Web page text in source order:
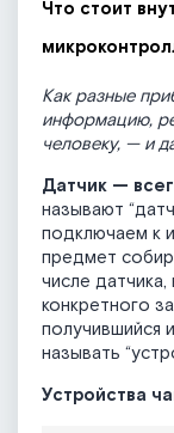
Что стоит
Как разные
информацию,
человеку, — и
Датчик —
называют
подключаем к
предмет
числе
конкретного
получившийся
называть
Устройства